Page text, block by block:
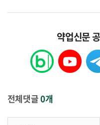
약업신문
전체댓글0개